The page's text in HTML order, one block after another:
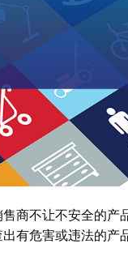
商不让不安全的
有危害或违法的